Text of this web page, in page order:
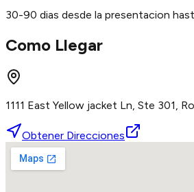
30-90 dias desde la presentacion
Como Llegar
1111 East Yellow jacket Ln, Ste 301,
Obtener Direcciones